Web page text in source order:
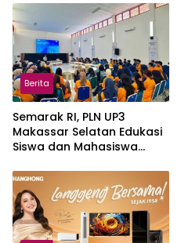
Berita
Semarak RI, PLN UP3
Makassar Selatan Edukasi
Siswa dan Mahasiswa